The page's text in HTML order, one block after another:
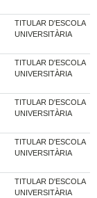
TITULAR D'ESCOLA
UNIVERSITÀRIA
TITULAR D'ESCOLA
UNIVERSITÀRIA
TITULAR D'ESCOLA
UNIVERSITÀRIA
TITULAR D'ESCOLA
UNIVERSITÀRIA
TITULAR D'ESCOLA
UNIVERSITÀRIA